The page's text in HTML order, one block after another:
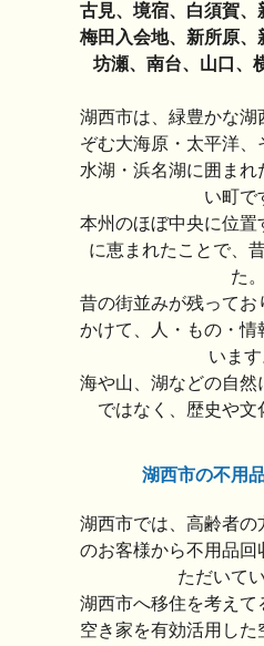
古見、境宿、白須賀、
梅田入会地、新所原、
坊瀬、南台、山口、
湖西市は、緑豊かな湖
ぞむ大海原・太平洋
水湖・浜名湖に囲まれ
い町で
本州のほぼ中央に位置
に恵まれたことで、
た。
昔の街並みが残ってお
かけて、人・もの・情
いま
海や山、湖などの自然
ではなく、歴史や文
湖西市の不用
湖西市では、高齢者の
のお客様から不用品回
ただいて
湖西市へ移住を考えて
空き家を有効活用した